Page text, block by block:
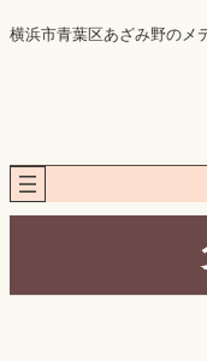
容
プ
横浜市青葉区あざみ野のメ